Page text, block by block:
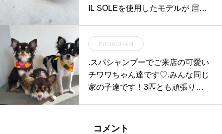
IL SOLEを使用したモデルが 届い
INSTAGRAM
.スパシャンプーでご来店の可愛い
チワワちゃん達です♡.みんな同じ
家の子達です！3匹とも頑張りま
M HAUS松江市乃白町20270852-6
コメント